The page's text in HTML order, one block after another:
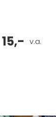
v.a.
15,-